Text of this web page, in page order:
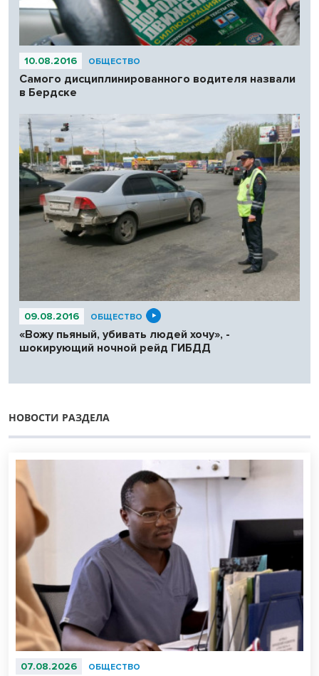
10.08.2016 ОБЩЕСТВО
Cамого дисциплинированного водителя назвали
в Бердске
09.08.2016 ОБЩЕСТВО
«Вожу пьяный, убивать людей хочу», -
шокирующий ночной рейд ГИБДД
НОВОСТИ РАЗДЕЛА
07.08.2026 ОБЩЕСТВО